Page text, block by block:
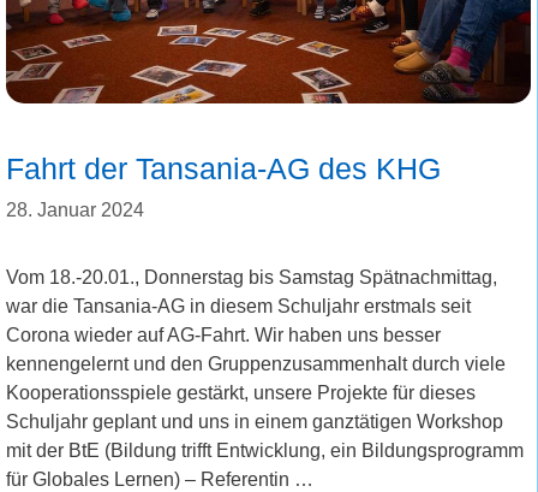
Fahrt der Tansania-AG des KHG
28. Januar 2024
Vom 18.-20.01., Donnerstag bis Samstag Spätnachmittag,
war die Tansania-AG in diesem Schuljahr erstmals seit
Corona wieder auf AG-Fahrt. Wir haben uns besser
kennengelernt und den Gruppenzusammenhalt durch viele
Kooperationsspiele gestärkt, unsere Projekte für dieses
Schuljahr geplant und uns in einem ganztätigen Workshop
mit der BtE (Bildung trifft Entwicklung, ein Bildungsprogramm
für Globales Lernen) – Referentin …